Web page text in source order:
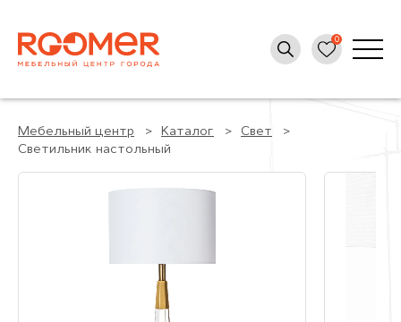
Мебельный центр Каталог
Свет
Светильник настольный